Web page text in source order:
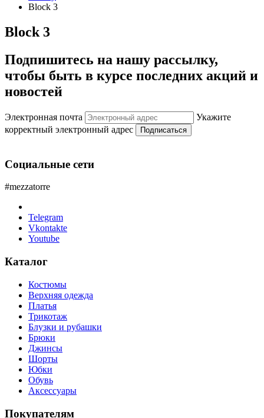
Block 3
Block 3
Подпишитесь на нашу рассылку,
чтобы быть в курсе последних акций и
новостей
Электронная почта
Укажите
корректный электронный адрес
Подписаться
Социальные сети
#mezzatorre
Telegram
Vkontakte
Youtube
Каталог
Костюмы
Верхняя одежда
Платья
Трикотаж
Блузки и рубашки
Брюки
Джинсы
Шорты
Юбки
Обувь
Аксессуары
Покупателям